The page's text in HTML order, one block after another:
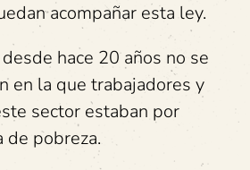
acompañar esta ley.
hace 20 años no se
en la que trabajadores y
sector estaban por
de pobreza.